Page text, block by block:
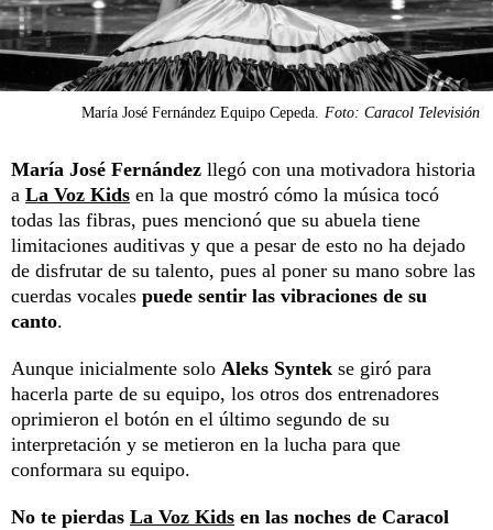
María José Fernández Equipo Cepeda. Foto: Caracol Televisión
María José Fernández llegó con una motivadora historia
a La Voz Kids en la que mostró cómo la música tocó
todas las fibras, pues mencionó que su abuela tiene
limitaciones auditivas y que a pesar de esto no ha dejado
de disfrutar de su talento, pues al poner su mano sobre las
cuerdas vocales puede sentir las vibraciones de su
canto.
Aunque inicialmente solo Aleks Syntek se giró para
hacerla parte de su equipo, los otros dos entrenadores
oprimieron el botón en el último segundo de su
interpretación y se metieron en la lucha para que
conformara su equipo.
No te pierdas La Voz Kids en las noches de Caracol